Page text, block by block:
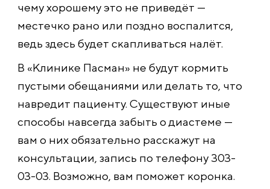
чему хорошему это не приведёт —
местечко рано или поздно воспалится,
ведь здесь будет скапливаться налёт.
В «Клинике Пасман» не будут кормить
пустыми обещаниями или делать то, что
навредит пациенту. Существуют иные
способы навсегда забыть о диастеме —
вам о них обязательно расскажут на
консультации, запись по телефону 303-
03-03. Возможно, вам поможет коронка.